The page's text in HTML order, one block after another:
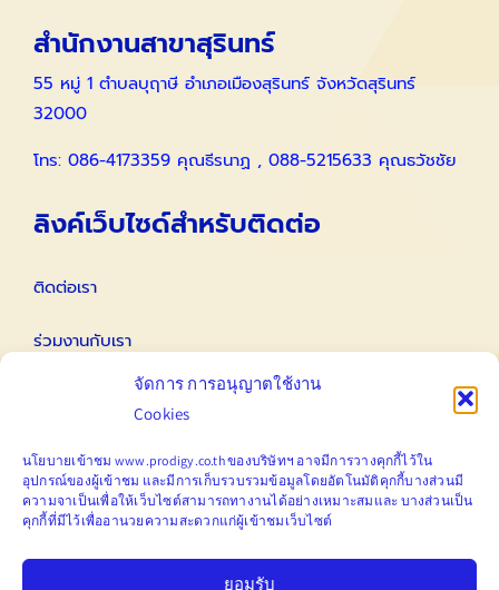
จัดการ การอนุญาตใช้งาน
Cookies
นโยบายเข้าชม www.prodigy.co.th ของบริษัทฯ อาจมีการวางคุกกี้ไว้ใน
อุปกรณ์ของผู้เข้าชม และมีการเก็บรวบรวมข้อมูลโดยอัตโนมัติคุกกี้บางส่วนมี
ความจาเป็นเพื่อให้เว็บไซต์สามารถทางานได้อย่างเหมาะสมและ บางส่วนเป็น
คุกกี้ที่มีไว้เพื่ออานวยความสะดวกแก่ผู้เข้าชมเว็บไซต์
ยอมรับ
สำนักงานสาขาสุรินทร์
55 หมู่ 1 ตำบลบุฤาษี อำเภอเมืองสุรินทร์ จังหวัดสุรินทร์
32000
โทร: 086-4173359 คุณธีรนาฏ , 088-5215633 คุณธวัชชัย
ลิงค์เว็บไซด์สำหรับติดต่อ
ติดต่อเรา
ร่วมงานกับเรา
ติดต่อนักลงทุนสัมพันธ์ IR
Email
marketing@prodigy.co.th